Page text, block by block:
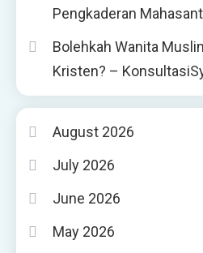
Pengkaderan
Bolehkah Wanita
Kristen? –
August 2026
July 2026
June 2026
May 2026